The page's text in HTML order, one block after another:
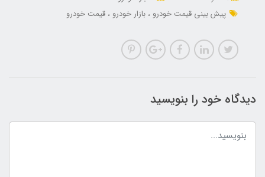
پیش بینی قیمت خودرو
بازار خودرو قیمت خودرو
دیدگاه خود را بنویسید